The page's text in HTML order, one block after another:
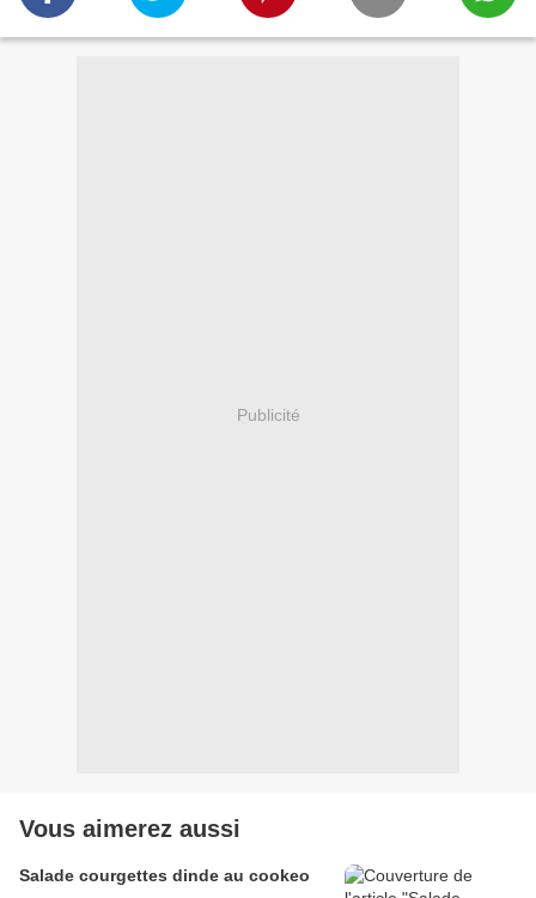
Publicité
Vous aimerez aussi
Salade courgettes dinde au cookeo